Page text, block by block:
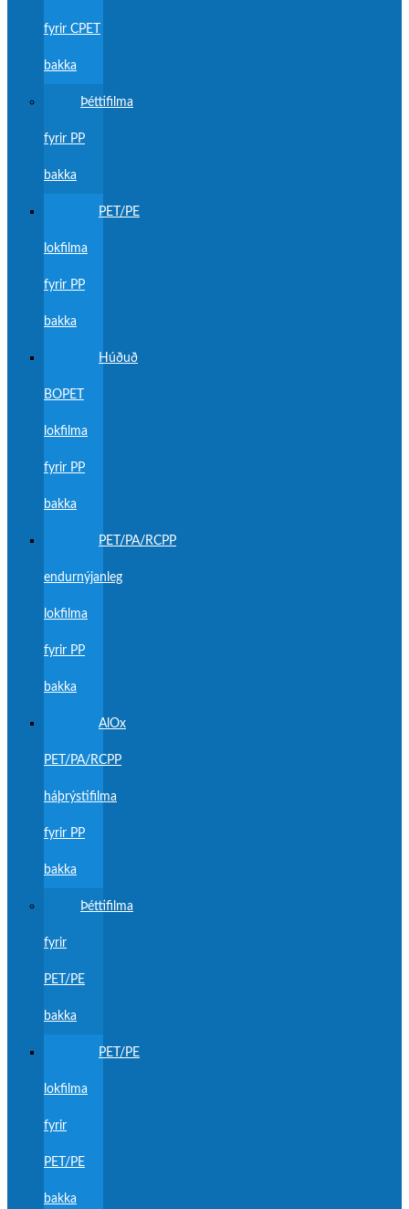
fyrir CPET
bakka
Þéttifilma
fyrir PP
bakka
PET/PE
lokfilma
fyrir PP
bakka
Húðuð
BOPET
lokfilma
fyrir PP
bakka
PET/PA/RCPP
endurnýjanleg
lokfilma
fyrir PP
bakka
AlOx
PET/PA/RCPP
háþrýstifilma
fyrir PP
bakka
Þéttifilma
fyrir
PET/PE
bakka
PET/PE
lokfilma
fyrir
PET/PE
bakka